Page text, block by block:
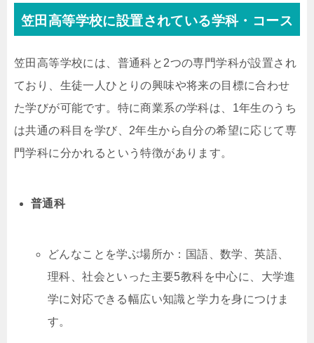
笠田高等学校に設置されている学科・コース
笠田高等学校には、普通科と2つの専門学科が設置され
ており、生徒一人ひとりの興味や将来の目標に合わせ
た学びが可能です。特に商業系の学科は、1年生のうち
は共通の科目を学び、2年生から自分の希望に応じて専
門学科に分かれるという特徴があります。
普通科
どんなことを学ぶ場所か：国語、数学、英語、
理科、社会といった主要5教科を中心に、大学進
学に対応できる幅広い知識と学力を身につけま
す。